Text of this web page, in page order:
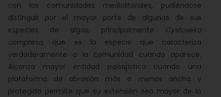
con las comunidades mediolitorales, pudiéndose
distinguir por el mayor porte de algunas de sus
especies de algas, principalmente Cystoseira
compresa, que es la especie que caracteriza
verdaderamente a la comunidad cuando aparece.
Alcanza mayor entidad paisajística cuando una
plataforma de abrasión más o menos ancha y
protegida permite que su extensión sea mayor de lo